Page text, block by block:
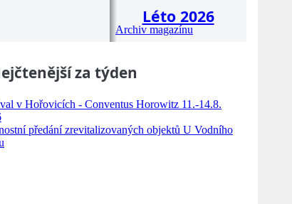
Léto 2026
Archiv magazínu
za týden
v Hořovicích - Conventus Horowitz 11.-14.8.
předání zrevitalizovaných objektů U Vodního